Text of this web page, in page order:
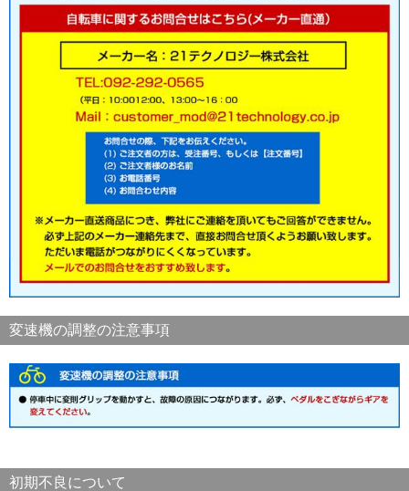
変速機の調整の注意事項
初期不良について